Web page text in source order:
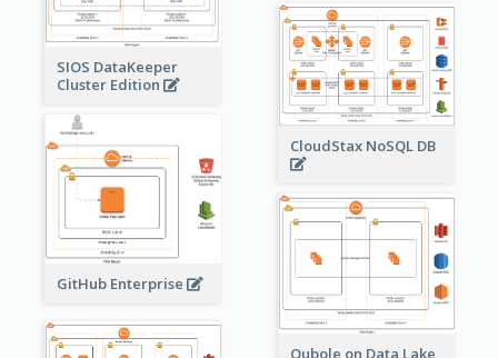
SIOS DataKeeper
Cluster Edition
CloudStax NoSQL DB
GitHub Enterprise
Qubole on Data Lake